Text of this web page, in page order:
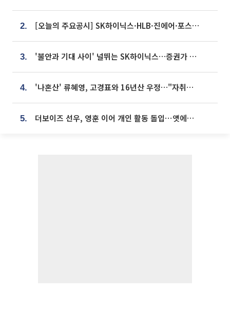
2. [오늘의 주요공시] SK하이닉스·HLB·진에어·포스코홀딩스·네이버·대우건설 등
3. '불안과 기대 사이' 널뛰는 SK하이닉스…증권가 "HBM4·LTA 기반 펀터멘털 견고"
4. '나혼산' 류혜영, 고경표와 16년산 우정…"자취방서 부모님과 마주쳐"
5. 더보이즈 선우, 영훈 이어 개인 활동 돌입⋯앳에어리어와 전속계약